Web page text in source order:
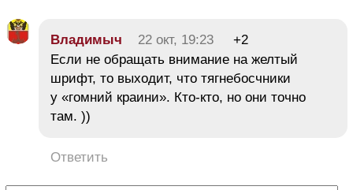
Владимыч 22 окт, 19:23
+2
Если не обращать внимание на желтый
шрифт, то выходит, что тягнебосчники
у «гомний краини». Кто-кто, но они точно
там. ))
Ответить